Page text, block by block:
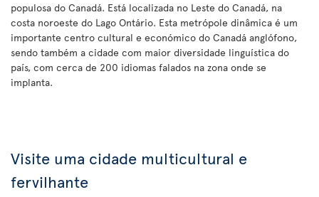
populosa do Canadá. Está localizada no Leste do Canadá, na
costa noroeste do Lago Ontário. Esta metrópole dinâmica é um
importante centro cultural e económico do Canadá anglófono,
sendo também a cidade com maior diversidade linguística do
país, com cerca de 200 idiomas falados na zona onde se
implanta.
Visite uma cidade multicultural e
fervilhante